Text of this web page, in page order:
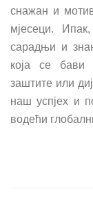
снажан и
мјесеци.
сарадњи и
која се бави
заштите или
наш успјех и
водећи